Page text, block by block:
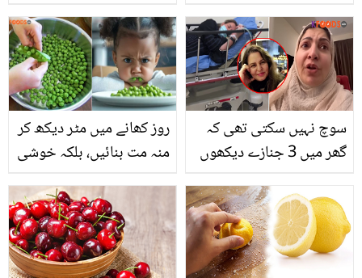
ان پر طنز کیوں کرتے ہیں؟
دلبرداشتہ ہو کر ویڈیو میں
کیا کہہ دیا
کر سب کو حیران دیا
روز کھانے میں مٹر دیکھ کر
منہ مت بنائیں، بلکہ خوشی
کھانے سے جسم کو کیا کیا
فائدے ملتے ہیں؟
سوچ نہیں سکتی تھی کہ
گھر میں 3 جنازے دیکھوں
بہن اور والد کا انتقال 10
مہینے میں کس طرح ہوا؟